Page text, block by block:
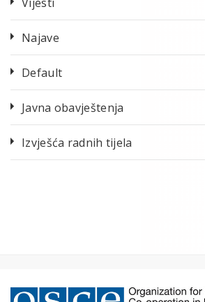
Najave
Default
Javna obavještenja
Izvješća radnih tijela